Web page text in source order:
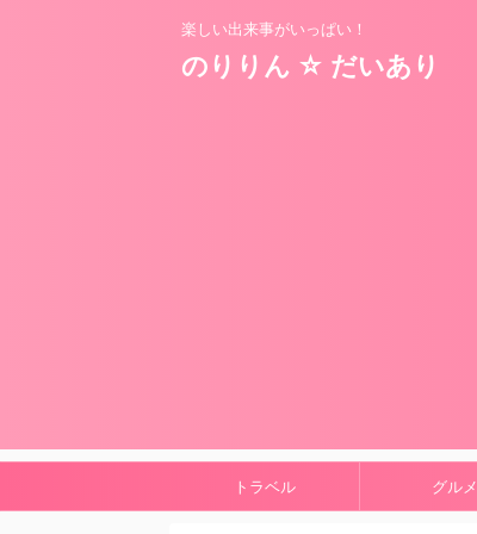
楽しい出来事がいっぱい！
のりりん ☆ だいあり
トラベル グルメ